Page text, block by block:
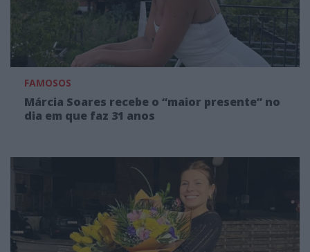
FAMOSOS
Márcia Soares recebe o “maior presente” no
dia em que faz 31 anos